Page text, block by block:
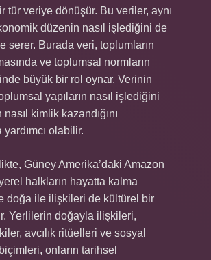
tür veriye dönüşür. Bu veriler, aynı
düzenin nasıl işlediğini de
serer. Burada veri, toplumların
ve toplumsal normların
büyük bir rol oynar. Verinin
yapıların nasıl işlediğini
kimlik kazandığını
yardımcı olabilir.
Güney Amerika’daki Amazon
halkların hayatta kalma
doğa ile ilişkileri de kültürel bir
Yerlilerin doğayla ilişkileri,
avcılık ritüelleri ve sosyal
onların tarihsel